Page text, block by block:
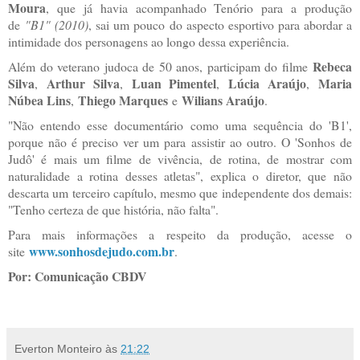
Moura, que já havia acompanhado Tenório para a produção
de "B1" (2010), sai um pouco do aspecto esportivo para abordar a
intimidade dos personagens ao longo dessa experiência.
Além do veterano judoca de 50 anos, participam do filme Rebeca
Silva, Arthur Silva, Luan Pimentel,Lúcia Araújo,Maria
Núbea Lins, Thiego Marques e Wilians Araújo.
"Não entendo esse documentário como uma sequência do 'B1',
porque não é preciso ver um para assistir ao outro. O 'Sonhos de
Judô' é mais um filme de vivência, de rotina, de mostrar com
naturalidade a rotina desses atletas", explica o diretor, que não
descarta um terceiro capítulo, mesmo que independente dos demais:
"Tenho certeza de que história, não falta".
Para mais informações a respeito da produção, acesse o
site www.sonhosdejudo.com.br.
Por: Comunicação CBDV
Everton Monteiro às 21:22